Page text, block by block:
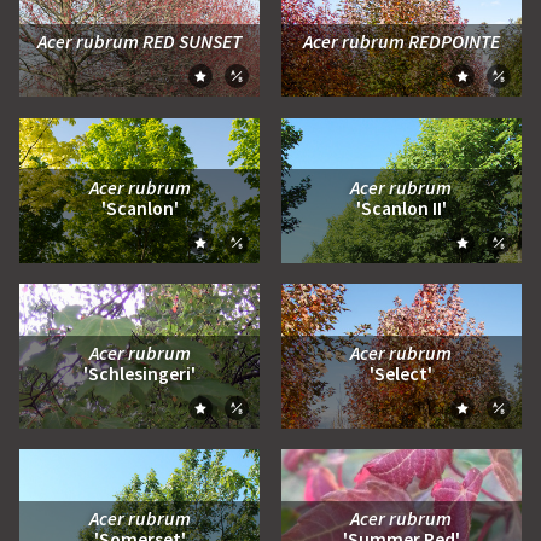
Acer rubrum RED SUNSET
Zum Vergleich hinzufügen
Zum Moodboard hinzufügen
Acer rubrum REDPOINTE
Zum
Zum
Acer rubrum
'Scanlon'
Zum Vergleich hinzufügen
Zum Moodboard hinzufügen
Acer rubrum
'Scanlon II'
Zum
Zum
Acer rubrum
'Schlesingeri'
Zum Vergleich hinzufügen
Zum Moodboard hinzufügen
Acer rubrum
'Select'
Zum
Zum
Acer rubrum
Acer rubrum